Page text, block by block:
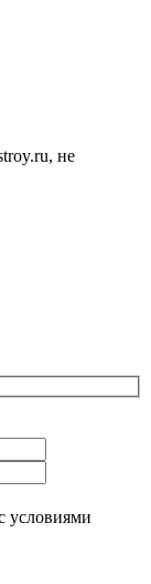
не
условиями